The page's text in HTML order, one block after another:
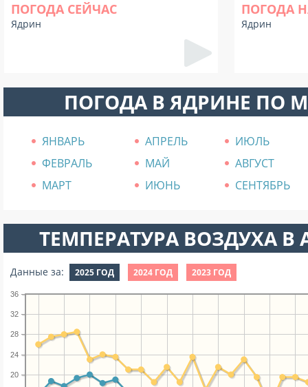
ПОГОДА СЕЙЧАС
Ядрин
ПОГОДА
Ядрин
ПОГОДА В ЯДРИНЕ ПО
ЯНВАРЬ АПРЕЛЬ
ИЮЛЬ
ФЕВРАЛЬ
МАЙ
АВГУСТ
МАРТ
ИЮНЬ СЕНТЯБРЬ
ТЕМПЕРАТУРА ВОЗДУХА В
Данные за: 2025 ГОД 2024 ГОД 2023 ГОД
20
24
28
32
36